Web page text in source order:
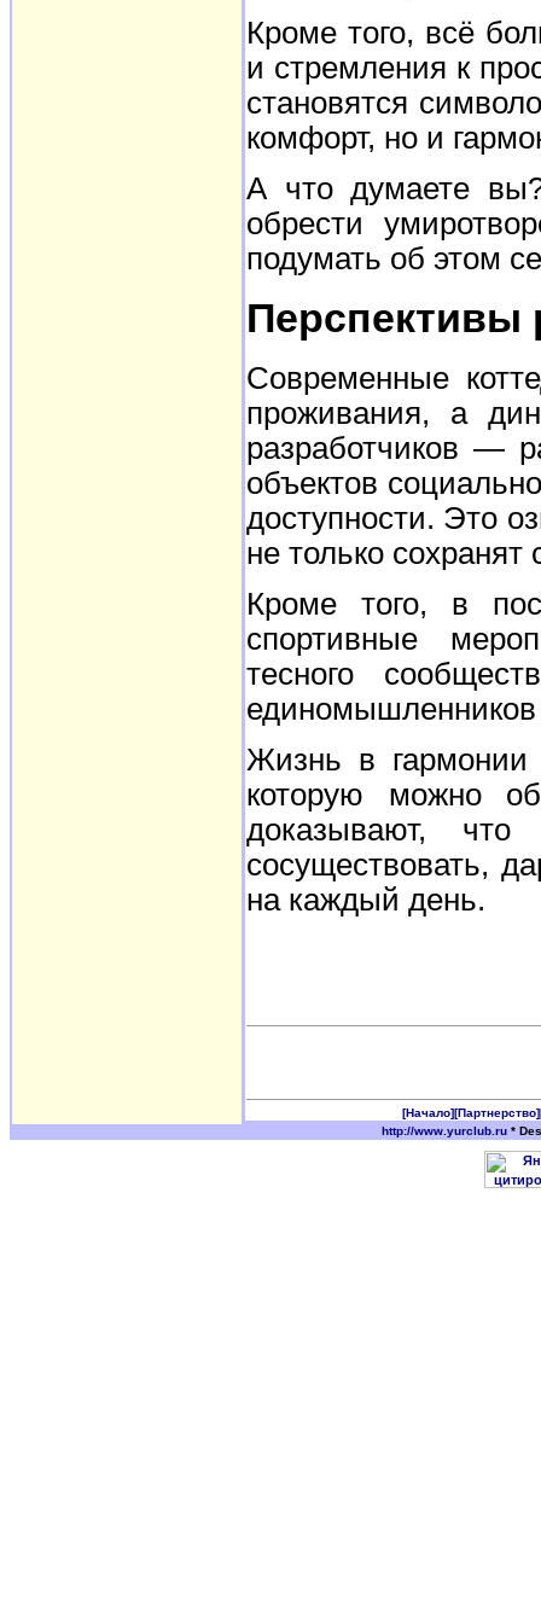
Кроме того, всё
и стремления к
становятся
комфорт, но и
А что думаете
обрести
подумать об этом
Перспективы
Современные
проживания, а
разработчиков —
объектов
доступности. Это
не только
Кроме того, в
спортивные
тесного
единомышленников
Жизнь в
которую можно
доказывают,
сосуществовать,
на каждый день.
[Начало][Партнерство]
http://www.yurclub.ru*